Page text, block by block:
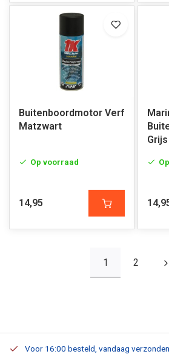
Buitenboordmotor Verf
Matzwart
Op voorraad
14,95
1 2
Voor 16:00 besteld, vandaag verzonden